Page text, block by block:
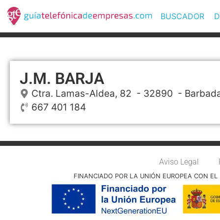
BUSCADOR
J.M. BARJA
Ctra. Lamas-Aldea, 82 - 32890 -
667 401 184
Aviso Legal
FINANCIADO POR LA UNIÓN EUROPEA CON